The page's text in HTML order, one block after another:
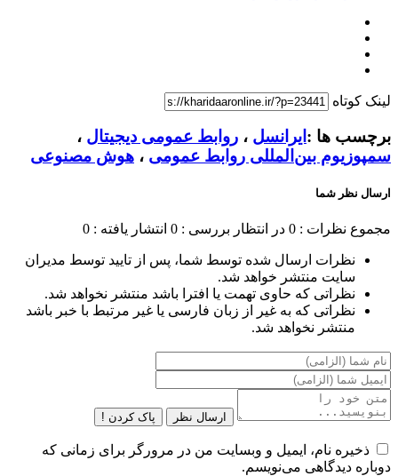
لینک کوتاه
برچسب ها : ایرانسل ، روابط عمومی دیجیتال ،
سمپوزیوم بین‌المللی روابط‌ عمومی ، هوش مصنوعی
ارسال نظر شما
مجموع نظرات : 0 در انتظار بررسی : 0 انتشار یافته : 0
نظرات ارسال شده توسط شما، پس از تایید توسط مدیران
سایت منتشر خواهد شد.
نظراتی که حاوی تهمت یا افترا باشد منتشر نخواهد شد.
نظراتی که به غیر از زبان فارسی یا غیر مرتبط با خبر باشد
منتشر نخواهد شد.
ارسال نظر پاک کردن !
ذخیره نام، ایمیل و وبسایت من در مرورگر برای زمانی که
دوباره دیدگاهی می‌نویسم.